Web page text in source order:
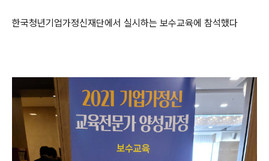
한국청년기업가정신재단에서 실시하는 보수교육에 참석했다